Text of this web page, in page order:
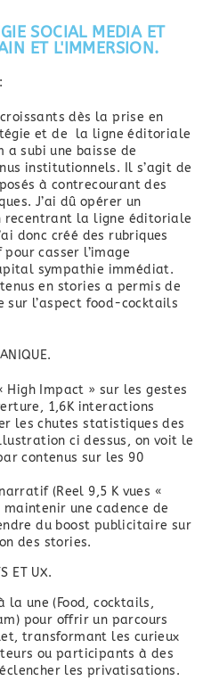
SOCIAL MEDIA ET
ET L'IMMERSION.
dès la prise en
et de la ligne éditoriale
a subi une baisse de
institutionnels. Il s’agit de
à contrecourant des
J’ai dû opérer un
recentrant la ligne éditoriale
donc créé des rubriques
casser l’image
sympathie immédiat.
en stories a permis de
sur l’aspect food-cocktails
High Impact » sur les gestes
1,6K interactions
les chutes statistiques des
ci dessus, on voit le
contenus sur les 90
(Reel 9,5 K vues «
une cadence de
du boost publicitaire sur
des stories.
ET UX.
une (Food, cocktails,
pour offrir un parcours
transformant les curieux
ou participants à des
les privatisations.